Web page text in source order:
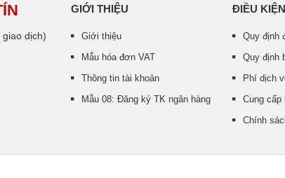
dịch)
GIỚI THIỆU
Giới thiệu
Mẫu hóa đơn VAT
Thông tin tài khoản
Mẫu 08: Đăng ký TK ngân hàng
ĐIỀU
Quy định
Quy định
Phí dịch
Cung cấp
Chính